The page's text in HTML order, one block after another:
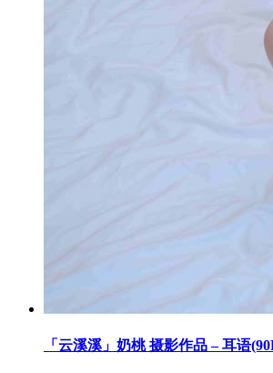
「云溪溪」奶桃 摄影作品 – 耳语